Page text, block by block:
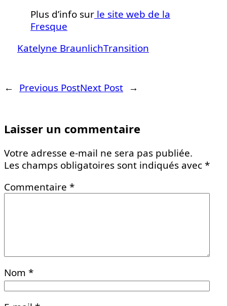
Plus d’info sur le site web de la
Fresque
Katelyne BraunlichTransition
← Previous PostNext Post →
Laisser un commentaire
Votre adresse e-mail ne sera pas publiée.
Les champs obligatoires sont indiqués avec*
Commentaire *
Nom *